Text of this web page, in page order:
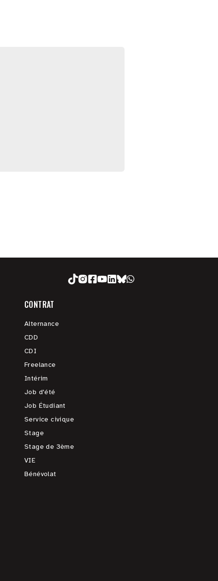
CONTRAT
Alternance
CDD
CDI
Freelance
Intérim
Job d'été
Job Étudiant
Service civique
Stage
Stage de 3ème
VIE
Bénévolat